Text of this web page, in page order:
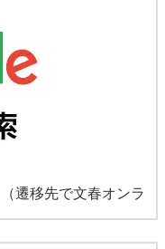
（遷移先で文春オンラ